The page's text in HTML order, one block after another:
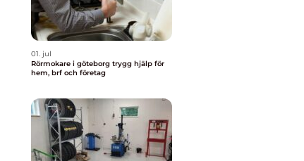
01. jul
Rörmokare i göteborg trygg hjälp för
hem, brf och företag